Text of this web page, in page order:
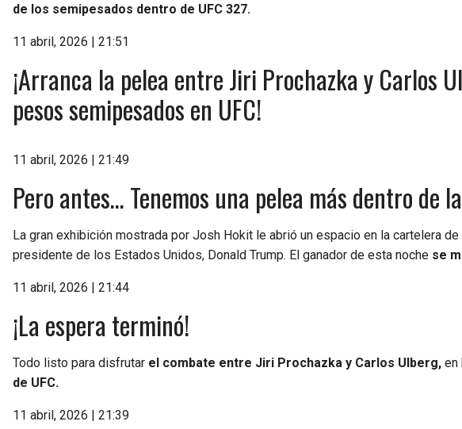
de los semipesados dentro de UFC 327.
11 abril, 2026 | 21:51
¡Arranca la pelea entre Jiri Prochazka y Carlos
pesos semipesados en UFC!
11 abril, 2026 | 21:49
Pero antes… Tenemos una pelea más dentro de
La gran exhibición mostrada por Josh Hokit le abrió un espacio en la cartelera
presidente de los Estados Unidos, Donald Trump. El ganador de esta noche se
11 abril, 2026 | 21:44
¡La espera terminó!
Todo listo para disfrutar el combate entre Jiri Prochazka y Carlos Ulberg, en
de UFC.
11 abril, 2026 | 21:39